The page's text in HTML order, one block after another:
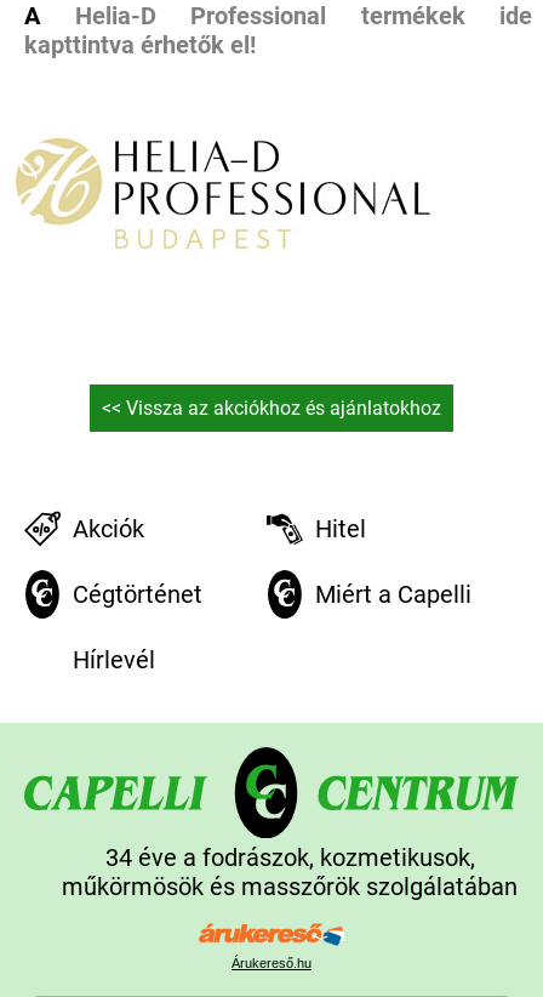
A Helia-D Professional termékek ide
kapttintva érhetők el!
<< Vissza az akciókhoz és ajánlatokhoz
Akciók Hitel
Cégtörténet Miért a Capelli
Hírlevél
34 éve a fodrászok, kozmetikusok,
műkörmösök és masszőrök szolgálatában
Árukereső.hu